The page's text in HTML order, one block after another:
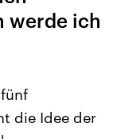
Beiträge,
und
die Vereinigten
werde ich
die Idee der